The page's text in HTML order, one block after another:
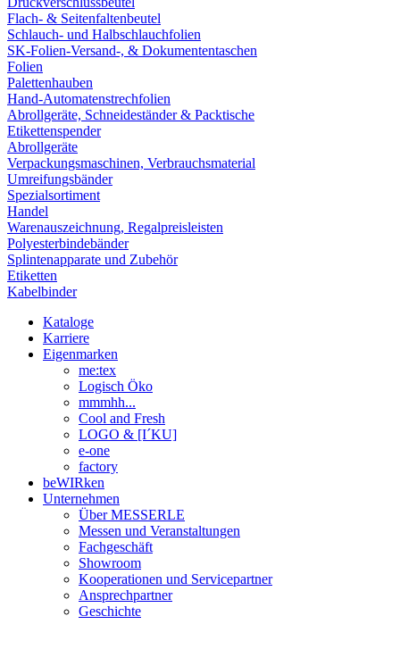
Flach- & Seitenfaltenbeutel
Schlauch- und Halbschlauchfolien
SK-Folien-Versand-, & Dokumententaschen
Folien
Palettenhauben
Hand-Automatenstrechfolien
Abrollgeräte, Schneideständer & Packtische
Etikettenspender
Abrollgeräte
Verpackungsmaschinen, Verbrauchsmaterial
Umreifungsbänder
Spezialsortiment
Handel
Warenauszeichnung, Regalpreisleisten
Polyesterbindebänder
Splintenapparate und Zubehör
Etiketten
Kabelbinder
Kataloge
Karriere
Eigenmarken
me:tex
Logisch Öko
mmmhh...
Cool and Fresh
LOGO & [I´KU]
e-one
factory
beWIRken
Unternehmen
Über MESSERLE
Messen und Veranstaltungen
Fachgeschäft
Showroom
Kooperationen und Servicepartner
Ansprechpartner
Geschichte